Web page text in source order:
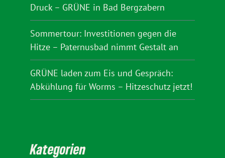
Druck – GRÜNE in Bad Bergzabern
Sommertour: Investitionen gegen die
Hitze – Paternusbad nimmt Gestalt an
GRÜNE laden zum Eis und Gespräch:
Abkühlung für Worms – Hitzeschutz jetzt!
Kategorien